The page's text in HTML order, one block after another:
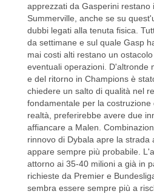
apprezzati da Gasperini restano
Summerville, anche se su
dubbi legati alla tenuta fisica.
da settimane e sul quale Gasp
mai costi alti restano un
eventuali operazioni. D'altronde
e del ritorno in Champions è
chiedere un salto di qualità nel
fondamentale per la
realtà, preferirebbe avere due
affiancare a Malen.
rinnovo di Dybala apre la strada
appare sempre più probabile.
attorno ai 35-40 milioni a già in
richieste da Premier e
sembra essere sempre più a